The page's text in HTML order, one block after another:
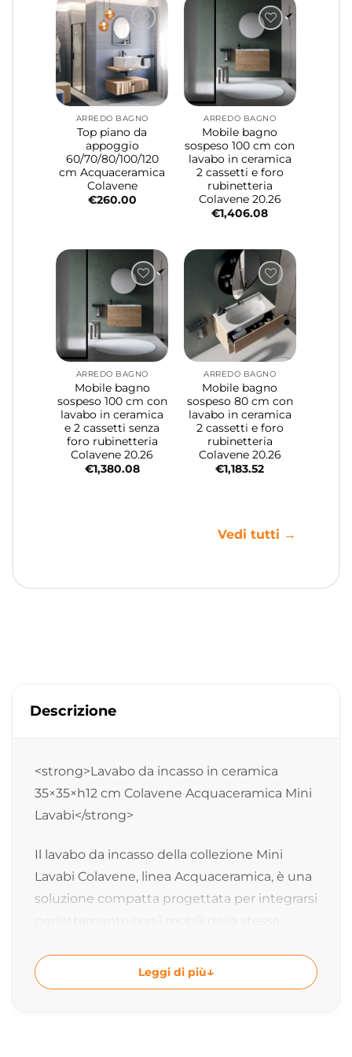
ARREDO BAGNO
Top piano da
appoggio
60/70/80/100/120
cm Acquaceramica
Colavene
€260.00
ARREDO BAGNO
Mobile bagno
sospeso 100 cm con
lavabo in ceramica
2 cassetti e foro
rubinetteria
Colavene 20.26
€1,406.08
ARREDO BAGNO
Mobile bagno
sospeso 100 cm con
lavabo in ceramica
e 2 cassetti senza
foro rubinetteria
Colavene 20.26
€1,380.08
ARREDO BAGNO
Mobile bagno
sospeso 80 cm con
lavabo in ceramica
2 cassetti e foro
rubinetteria
Colavene 20.26
€1,183.52
Vedi tutti →
Descrizione
<strong>Lavabo da incasso in ceramica
35×35×h12 cm Colavene Acquaceramica Mini
Lavabi</strong>
Il lavabo da incasso della collezione Mini
Lavabi Colavene, linea Acquaceramica, è una
soluzione compatta progettata per integrarsi
piccole dimensioni, consente di ottenere
una composizione ordinata, funzionale e
Leggi di più